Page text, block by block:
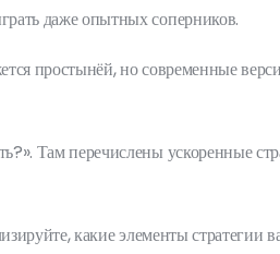
даже опытных соперников.
простынёй, но современные
Там перечислены ускоренные
какие элементы стратегии